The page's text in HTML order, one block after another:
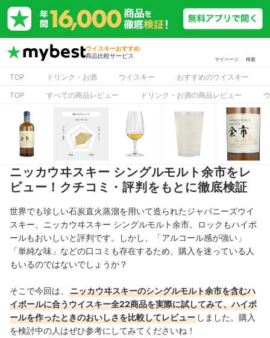
ウイスキーおすすめ
商品比較サービス
マイページ 検索
TOP ドリンク・お酒 ウイスキー
おすすめのウイスキー
TOP
すべての商品レビュー ドリンク・お酒の商品レビュー
ニッカウヰスキー シングルモルト余市をレ
ビュー！クチコミ・評判をもとに徹底検証
世界でも珍しい石炭直火蒸溜を用いて造られたジャパニーズウイ
スキー、ニッカウヰスキー シングルモルト余市。ロックもハイボ
ールもおいしいと評判です。しかし、「アルコール感が強い」
「単純な味」などの口コミも存在するため、購入を迷っている人
もいるのではないでしょうか？
そこで今回は、
ニッカウヰスキーのシングルモルト余市を含むハ
イボールに合うウイスキー全22商品を実際に試してみて、ハイボ
ールを作ったときのおいしさを比較してレビュー しました。購入
を検討中の人はぜひ参考にしてみてくださいね！